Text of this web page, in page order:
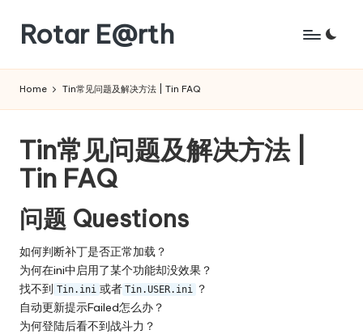
content
Rotar E@rth
Home Tin常见问题及解决方法 | Tin FAQ
Tin常见问题及解决方法 |
Tin FAQ
问题 Questions
如何判断补丁是否正常加载？
为何在ini中启用了某个功能却没效果？
找不到 Tin.ini 或者 Tin.USER.ini ？
自动更新提示Failed怎么办？
为何登陆后看不到战斗力？